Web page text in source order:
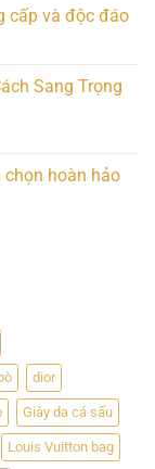
cấp và độc đáo
Sang Trọng
hoàn hảo
dior
Giày da cá sấu
Louis Vuitton bag